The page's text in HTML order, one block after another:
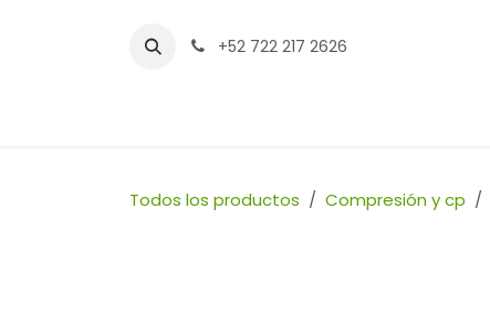
+52 722 217 2626
Todos los productos Compresión y cp